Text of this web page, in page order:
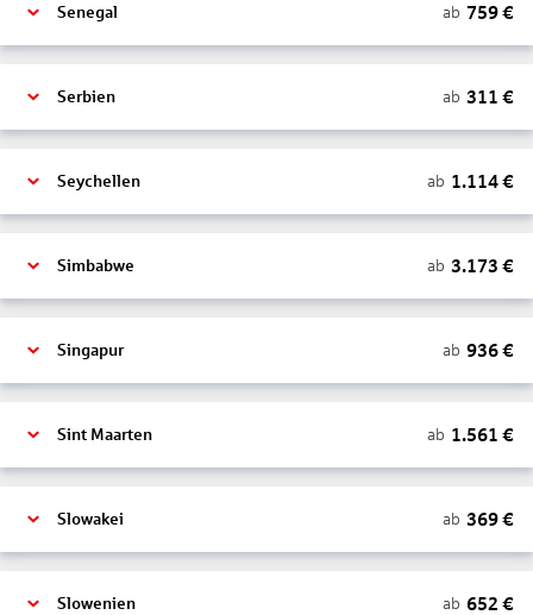
Senegal ab 759€
Serbien ab 311 €
Seychellen ab 1.114€
Simbabwe ab 3.173 €
Singapur ab 936€
Sint Maarten ab 1.561 €
Slowakei ab 369€
Slowenien ab 652 €